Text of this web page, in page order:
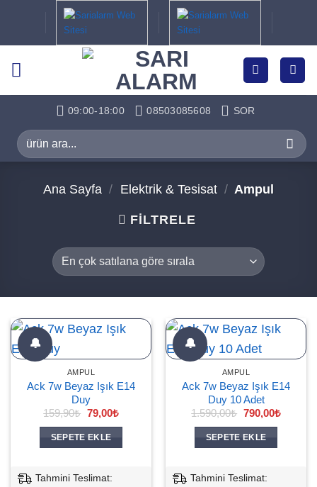
09:00-18:00 08503085608 SOR
Ara:
Ana Sayfa / Elektrik & Tesisat / Ampul
FILTRELE
🔔
AMPUL
Ack 7w Beyaz Işık E14
Duy
159,90₺ Orijinal
fiyat:
159,90₺.
79,00₺Şu
SEPETE EKLE
Tahmini Teslimat:
🔔
AMPUL
Ack 7w Beyaz Işık E14
Duy 10 Adet
1.590,00₺ Orijinal
fiyat:
1.590,00₺.
790,00₺Şu
SEPETE EKLE
Tahmini Teslimat: